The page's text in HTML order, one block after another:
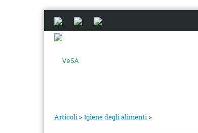
Articoli>Igiene degli alimenti>